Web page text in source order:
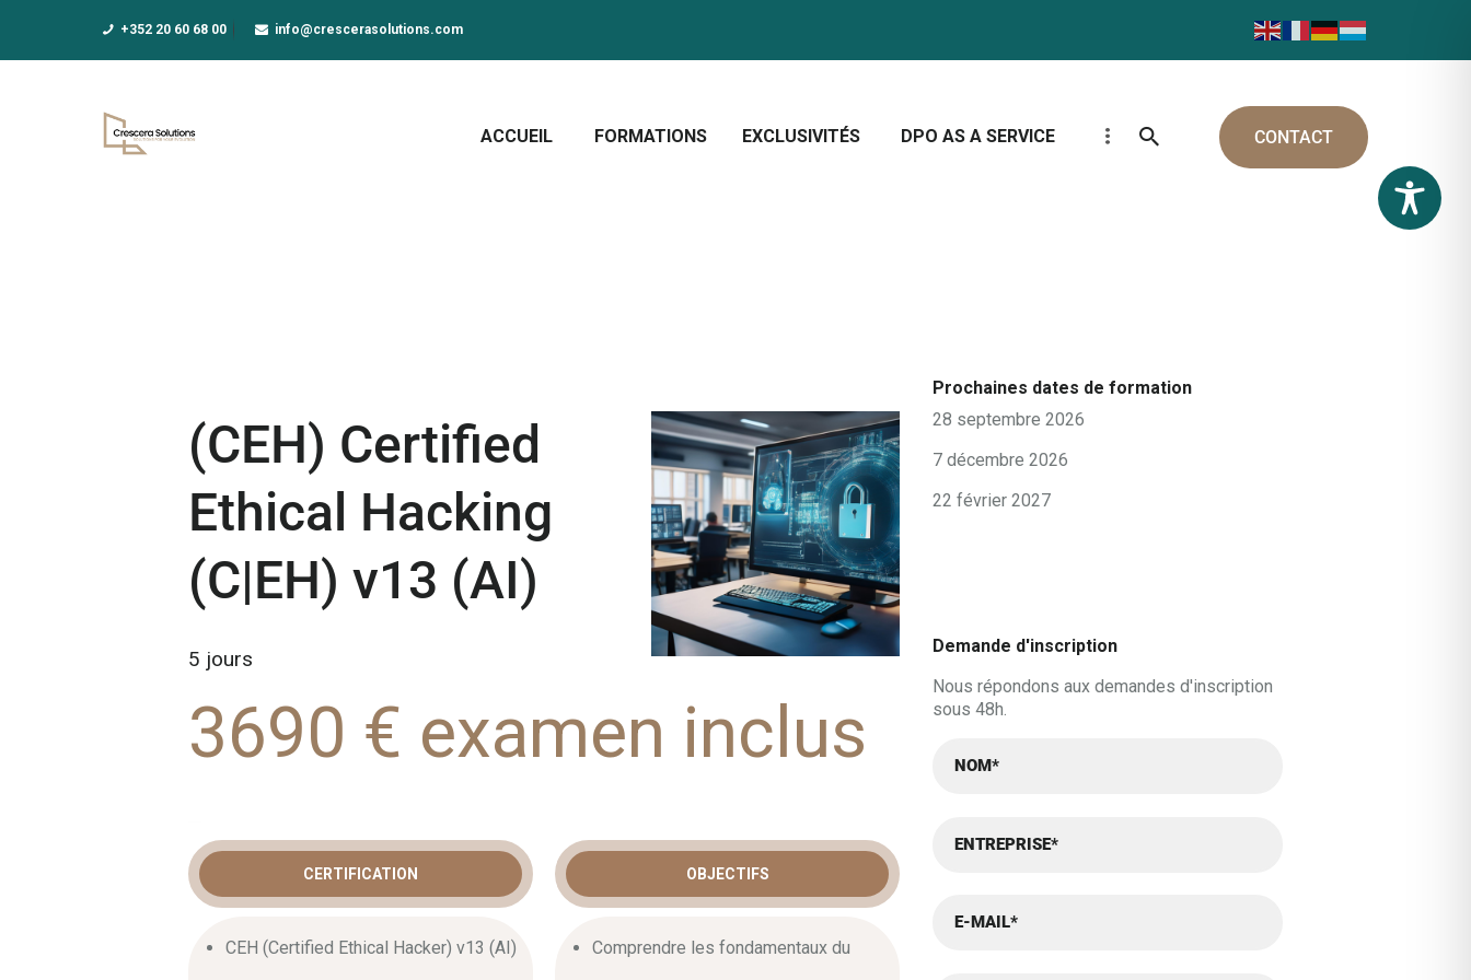
+352 20 60 68 00 info@crescerasolutions.com
ACCUEIL FORMATIONS EXCLUSIVITÉS DPO AS A SERVICE CONTACT
FORMATIONS
(CEH) Certified
Ethical Hacking
(C|EH) v13 (AI)
5 jours
3690 € examen inclus
FORMATION HACKING
CERTIFICATION
CEH (Certified Ethical Hacker) v13 (AI)
OBJECTIFS
Comprendre les fondamentaux du
Prochaines dates de formation
28 septembre 2026
7 décembre 2026
22 février 2027
Demande d'inscription
Nous répondons aux demandes d'inscription
sous 48h.